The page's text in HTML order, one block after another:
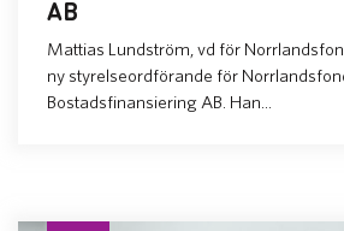
AB
Mattias Lundström, vd för
ny styrelseordförande för
Bostadsfinansiering AB. Han...